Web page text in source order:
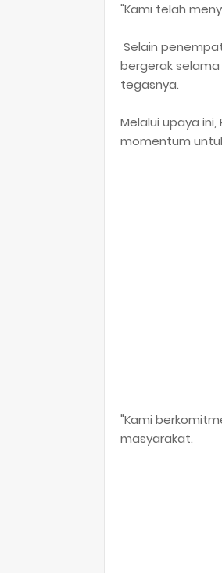
​"Kami telah
Selain
bergerak
tegasnya.
​Melalui upaya
momentum
​"Kami
masyarakat.